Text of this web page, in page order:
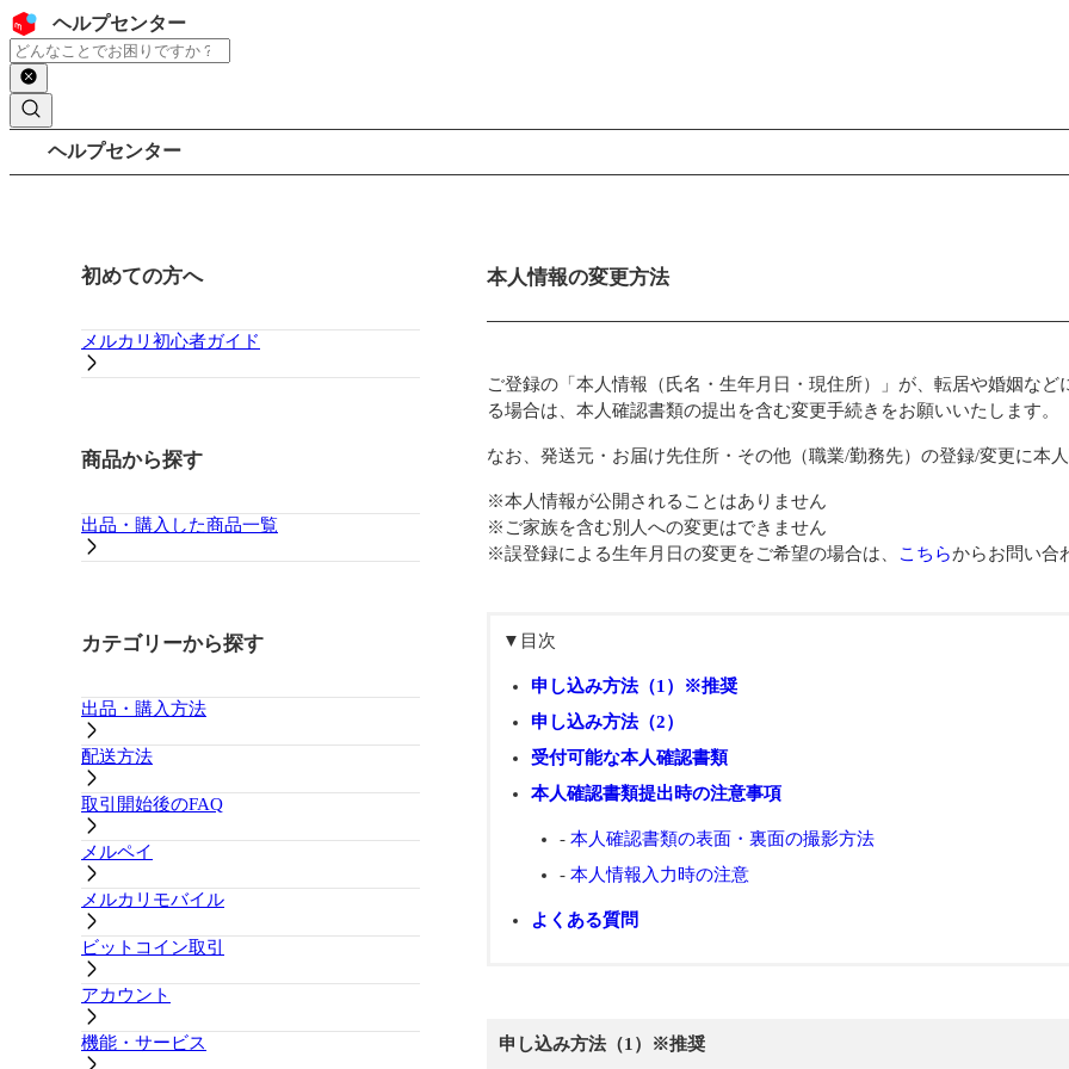
コンテンツにスキップ
ヘッダー
ヘルプセンター
検索
パンくずリスト
ヘルプセンター
サイドバー
初めての方へ
メルカリ初心者ガイド
商品から探す
出品・購入した商品一覧
カテゴリーから探す
出品・購入方法
配送方法
取引開始後のFAQ
メルペイ
メルカリモバイル
ビットコイン取引
アカウント
機能・サービス
メインコンテンツ
本人情報の変更方法
ご登録の「本人情報（氏名・生年月日・現住所）」が、転居や婚姻な
る場合は、本人確認書類の提出を含む変更手続きをお願いいたします。
なお、発送元・お届け先住所・その他（職業/勤務先）の登録/変更に本
※本人情報が公開されることはありません
※ご家族を含む別人への変更はできません
※誤登録による生年月日の変更をご希望の場合は、
こちらからお問い合
▼目次
申し込み方法（1）※推奨
申し込み方法（2）
受付可能な本人確認書類
本人確認書類提出時の注意事項
- 本人確認書類の表面・裏面の撮影方法
- 本人情報入力時の注意
よくある質問
申し込み方法（1）※推奨